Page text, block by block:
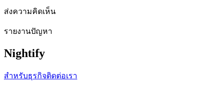
ส่งความคิดเห็น
รายงานปัญหา
Nightify
สำหรับธุรกิจติดต่อเรา